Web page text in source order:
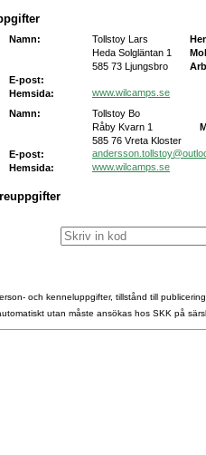
Namn: Tollstoy Lars
Heda Solgläntan 1
585 73 Ljungsbro
E-post:
Hemsida:
www.wilcamps.se
Namn:
Tollstoy Bo
Råby Kvarn 1
585 76 Vreta Kloster
E-post:
Hemsida:
www.wilcamps.se
och kenneluppgifter, tillstånd till
utan måste ansökas hos SKK på